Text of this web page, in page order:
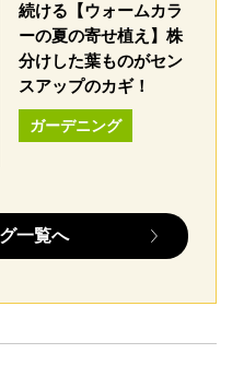
続ける【ウォームカラ
ーの夏の寄せ植え】株
分けした葉ものがセン
スアップのカギ！
ガーデニング
一覧へ